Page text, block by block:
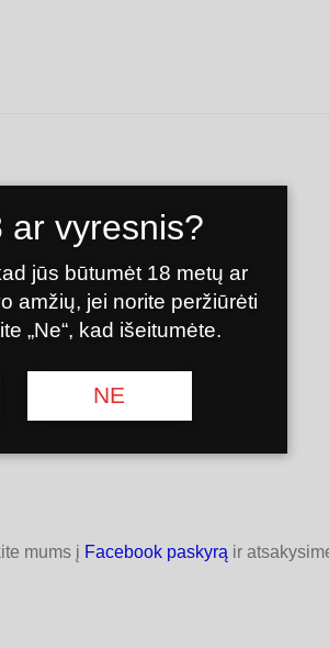
mums į Facebook paskyrą ir
ar vyresnis?
jūs būtumėt 18 metų ar
amžių, jei norite peržiūrėti
„Ne“, kad išeitumėte.
NE